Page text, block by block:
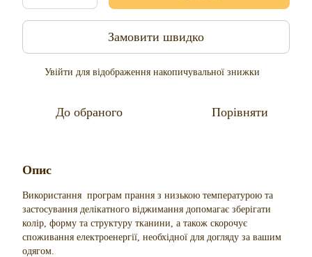
Замовити швидко
Увійти для відображення накопичувальної знижки
До обраного Порівняти
Опис
Використання програм прання з низькою температурою та
застосування делікатного віджимання допомагає зберігати
колір, форму та структуру тканини, а також скорочує
споживання електроенергії, необхідної для догляду за вашим
одягом.